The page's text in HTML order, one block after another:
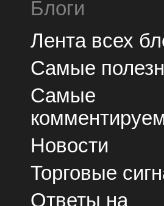
Блоги
Лента всех
Самые
Самые
Новости
Торговые
Ответы на